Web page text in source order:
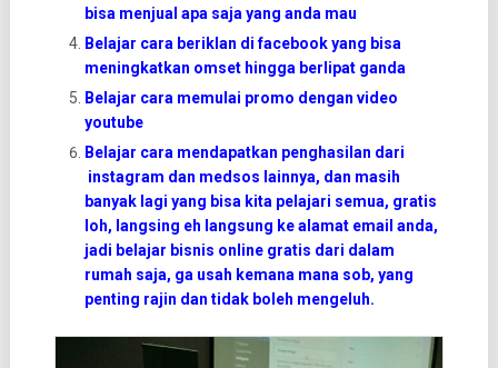
bisa menjual apa saja yang anda mau
Belajar cara beriklan di facebook yang bisa
meningkatkan omset hingga berlipat ganda
Belajar cara memulai promo dengan video
youtube
Belajar cara mendapatkan penghasilan dari
instagram dan medsos lainnya, dan masih
banyak lagi yang bisa kita pelajari semua, gratis
loh, langsing eh langsung ke alamat email anda,
jadi belajar bisnis online gratis dari dalam
rumah saja, ga usah kemana mana sob, yang
penting rajin dan tidak boleh mengeluh.